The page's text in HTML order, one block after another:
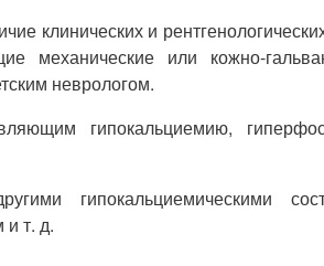
клинических и
механические или кожно-
неврологом.
гипокальциемию,
гипокальциемическими
т. д.